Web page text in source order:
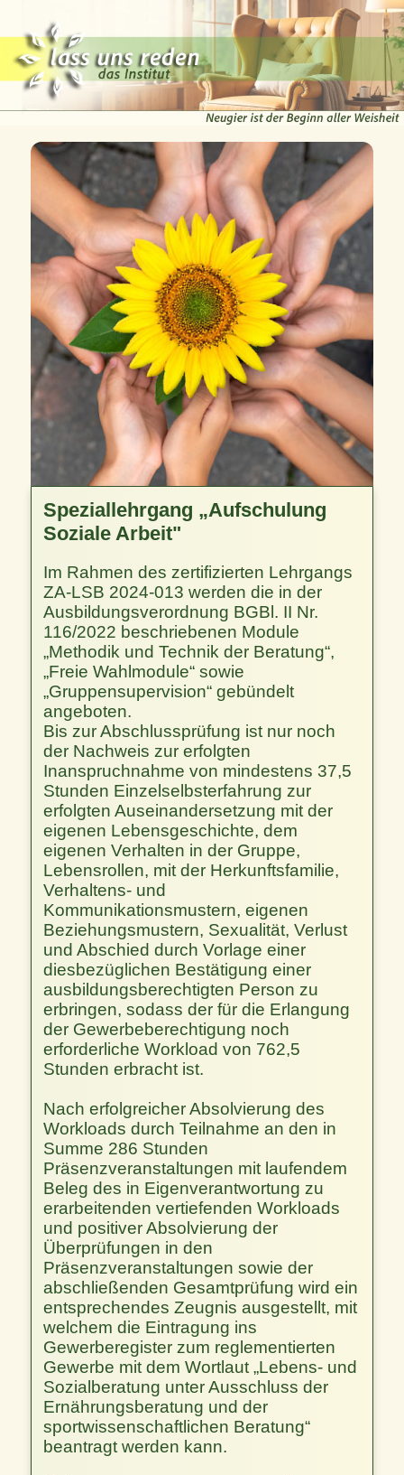
Speziallehrgang „Aufschulung
Soziale Arbeit"
Im Rahmen des zertifizierten Lehrgangs
ZA-LSB 2024-013 werden die in der
Ausbildungsverordnung BGBl. II Nr.
116/2022 beschriebenen Module
„Methodik und Technik der Beratung“,
„Freie Wahlmodule“ sowie
„Gruppensupervision“ gebündelt
angeboten.
Bis zur Abschlussprüfung ist nur noch
der Nachweis zur erfolgten
Inanspruchnahme von mindestens 37,5
Stunden Einzelselbsterfahrung zur
erfolgten Auseinandersetzung mit der
eigenen Lebensgeschichte, dem
eigenen Verhalten in der Gruppe,
Lebensrollen, mit der Herkunftsfamilie,
Verhaltens- und
Kommunikationsmustern, eigenen
Beziehungsmustern, Sexualität, Verlust
und Abschied durch Vorlage einer
diesbezüglichen Bestätigung einer
ausbildungsberechtigten Person zu
erbringen, sodass der für die Erlangung
der Gewerbeberechtigung noch
erforderliche Workload von 762,5
Stunden erbracht ist.
Nach erfolgreicher Absolvierung des
Workloads durch Teilnahme an den in
Summe 286 Stunden
Präsenzveranstaltungen mit laufendem
Beleg des in Eigenverantwortung zu
erarbeitenden vertiefenden Workloads
und positiver Absolvierung der
Überprüfungen in den
Präsenzveranstaltungen sowie der
abschließenden Gesamtprüfung wird ein
entsprechendes Zeugnis ausgestellt, mit
welchem die Eintragung ins
Gewerberegister zum reglementierten
Gewerbe mit dem Wortlaut „Lebens- und
Sozialberatung unter Ausschluss der
Ernährungsberatung und der
sportwissenschaftlichen Beratung“
beantragt werden kann.